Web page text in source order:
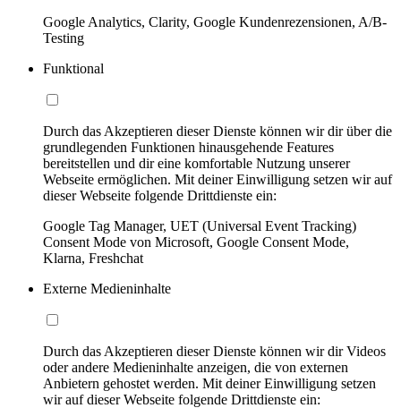
Google Analytics, Clarity, Google Kundenrezensionen, A/B-
Testing
Funktional
Durch das Akzeptieren dieser Dienste können wir dir über die
grundlegenden Funktionen hinausgehende Features
bereitstellen und dir eine komfortable Nutzung unserer
Webseite ermöglichen. Mit deiner Einwilligung setzen wir auf
dieser Webseite folgende Drittdienste ein:
Google Tag Manager, UET (Universal Event Tracking)
Consent Mode von Microsoft, Google Consent Mode,
Klarna, Freshchat
Externe Medieninhalte
Durch das Akzeptieren dieser Dienste können wir dir Videos
oder andere Medieninhalte anzeigen, die von externen
Anbietern gehostet werden. Mit deiner Einwilligung setzen
wir auf dieser Webseite folgende Drittdienste ein: